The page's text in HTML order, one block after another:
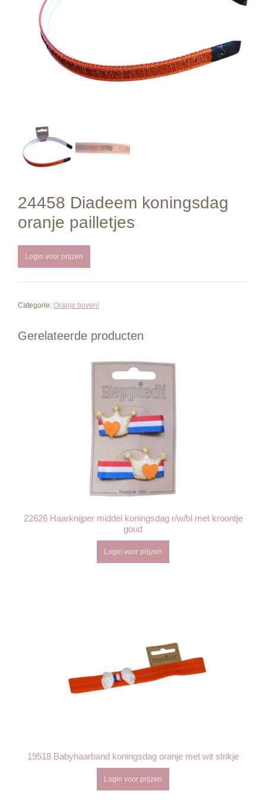
24458 Diadeem koningsdag
oranje pailletjes
Login voor prijzen
Categorie: Oranje boven!
Gerelateerde producten
22626 Haarknijper middel koningsdag r/w/bl met kroontje
goud
Login voor prijzen
19518 Babyhaarband koningsdag oranje met wit strikje
Login voor prijzen